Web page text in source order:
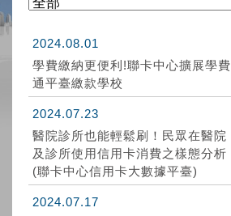
2024.08.01
學費繳納更便利!聯卡中心擴展學費
通平臺繳款學校
2024.07.23
醫院診所也能輕鬆刷！民眾在醫院
及診所使用信用卡消費之樣態分析
(聯卡中心信用卡大數據平臺)
2024.07.17